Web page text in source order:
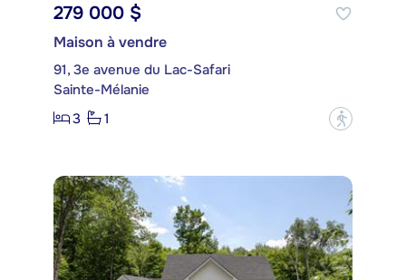
279 000 $
Maison à vendre
91, 3e avenue du Lac-Safari
Sainte-Mélanie
3
1 ?